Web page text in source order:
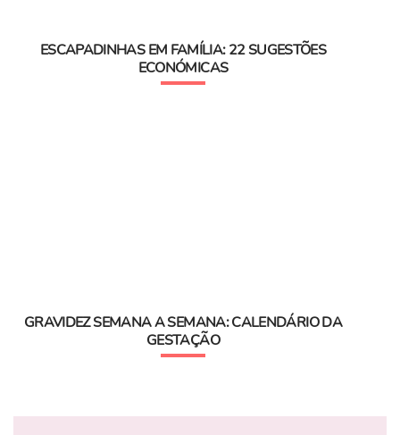
ESCAPADINHAS EM FAMÍLIA: 22 SUGESTÕES
ECONÓMICAS
GRAVIDEZ SEMANA A SEMANA: CALENDÁRIO DA
GESTAÇÃO